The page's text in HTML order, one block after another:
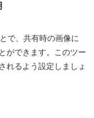
で、共有時の画像に
ができます。このツー
れるよう設定しましょ